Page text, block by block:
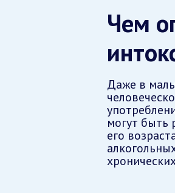
Чем
Даже в
могут быть
его